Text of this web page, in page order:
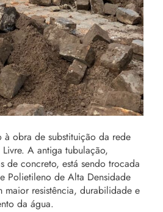
obra de substituição da rede
A antiga tubulação,
de concreto, está sendo trocada
Polietileno de Alta Densidade
maior resistência, durabilidade e
da água.